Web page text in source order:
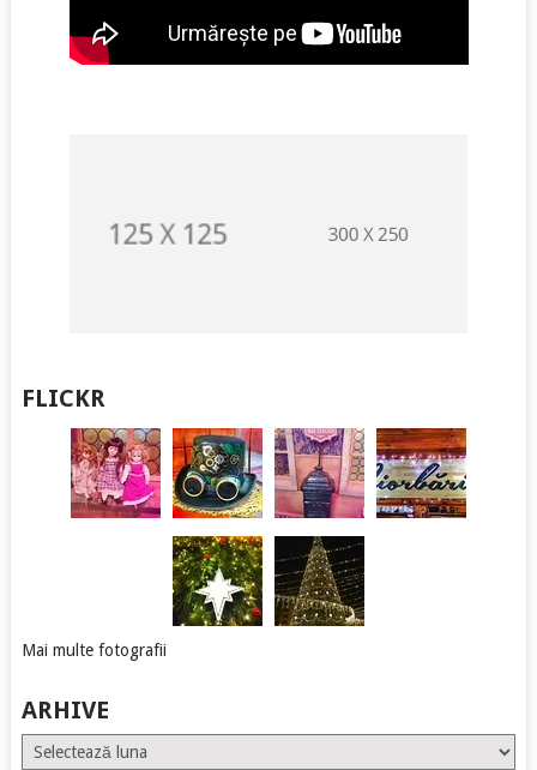
FLICKR
Mai multe fotografii
ARHIVE
Arhive